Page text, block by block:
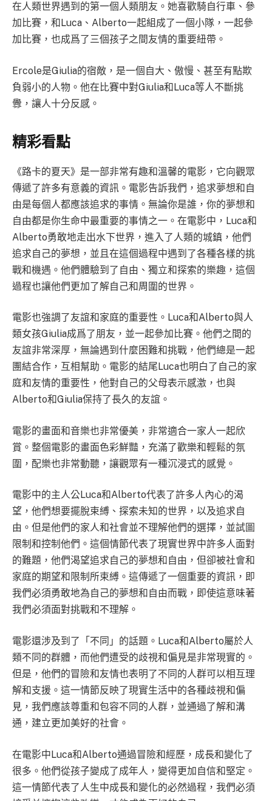
在人類世界遇到的第一個人類朋友。她喜歡騎自行車、參
加比賽，和Luca、Alberto一起組成了一個小隊，一起參
加比賽，也成爲了三個孩子之間友情的重要紐帶。
Ercole是Giulia的宿敵，是一個自大、傲慢、甚至有點欺
負弱小的人物。他在比賽中對Giulia和Luca等人不斷挑
釁，讓人十分反感。
精彩看點
《路卡的夏天》是一部非常有趣和溫馨的電影，它向觀眾
傳遞了許多有意義的資訊。電影告訴我們，追求夢想和自
由是每個人都應該追求的事情。無論你是誰，你的夢想和
自由都是你生命中最重要的事情之一。在電影中，Luca和
Alberto勇敢地走出水下世界，進入了人類的城鎮，他們
追求自己的夢想，並且在這個過程中遇到了各種各樣的挑
戰和機遇。他們體驗到了自由、獨立和探索的樂趣，這個
過程也讓他們更加了解自己和周圍的世界。
電影也強調了友誼和家庭的重要性。Luca和Alberto與人
類女孩Giulia成爲了朋友，並一起參加比賽。他們之間的
友誼非常深厚，無論遇到什麼困難和挑戰，他們總是一起
團結合作，互相幫助。電影的結尾Luca也明白了自己的家
庭和友情的重要性，他對自己的父母表示感激，也與
Alberto和Giulia保持了長久的友誼。
電影的畫面和音樂也非常優美，非常適合一家人一起欣
賞。整個電影的畫面色彩鮮豔，充滿了歡樂和輕鬆的氛
圍，配樂也非常動聽，讓觀眾有一種沉浸式的感覺。
電影中的主人公Luca和Alberto代表了許多人內心的渴
望，他們想要擺脫束縛、探索未知的世界，以及追求自
由。但是他們的家人和社會並不理解他們的選擇，並試圖
限制和控制他們。這個情節代表了現實世界中許多人面對
的難題，他們渴望追求自己的夢想和自由，但卻被社會和
家庭的期望和限制所束縛。這傳遞了一個重要的資訊，即
我們必須勇敢地為自己的夢想和自由而戰，即使這意味著
我們必須面對挑戰和不理解。
電影還涉及到了「不同」的話題。Luca和Alberto屬於人
類不同的群體，而他們遭受的歧視和偏見是非常現實的。
但是，他們的冒險和友情也表明了不同的人群可以相互理
解和支援。這一情節反映了現實生活中的各種歧視和偏
見，我們應該尊重和包容不同的人群，並通過了解和溝
通，建立更加美好的社會。
在電影中Luca和Alberto通過冒險和經歷，成長和變化了
很多。他們從孩子變成了成年人，變得更加自信和堅定。
這一情節代表了人生中成長和變化的必然過程，我們必須